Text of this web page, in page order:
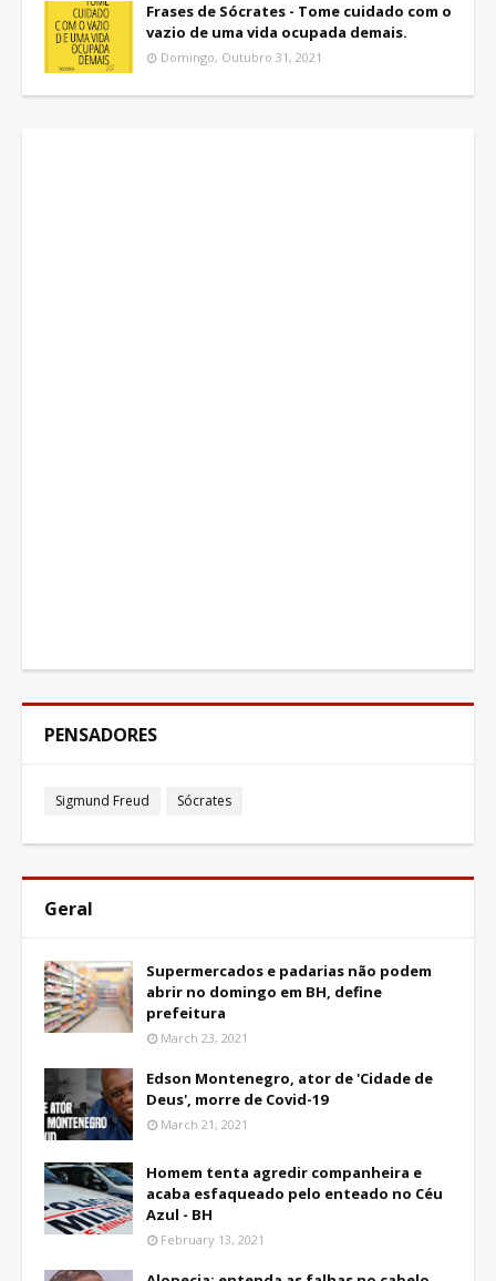
Frases de Sócrates - Tome cuidado com o
vazio de uma vida ocupada demais.
Domingo, Outubro 31, 2021
PENSADORES
Sigmund Freud Sócrates
Geral
Supermercados e padarias não podem
abrir no domingo em BH, define
prefeitura
March 23, 2021
Edson Montenegro, ator de 'Cidade de
Deus', morre de Covid-19
March 21, 2021
Homem tenta agredir companheira e
acaba esfaqueado pelo enteado no Céu
Azul - BH
February 13, 2021